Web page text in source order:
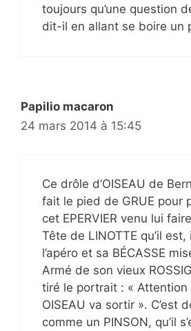
toujours qu’une question
dit-il en allant se boire un
Papilio macaron
24 mars 2014 à 15:45
Ce drôle d’OISEAU de
fait le pied de GRUE pour
cet EPERVIER venu lui
Tête de LINOTTE qu’il
l’apéro et sa BÉCASSE
Armé de son vieux
tiré le portrait : « Attention
OISEAU va sortir ». C’est
comme un PINSON, qu’il